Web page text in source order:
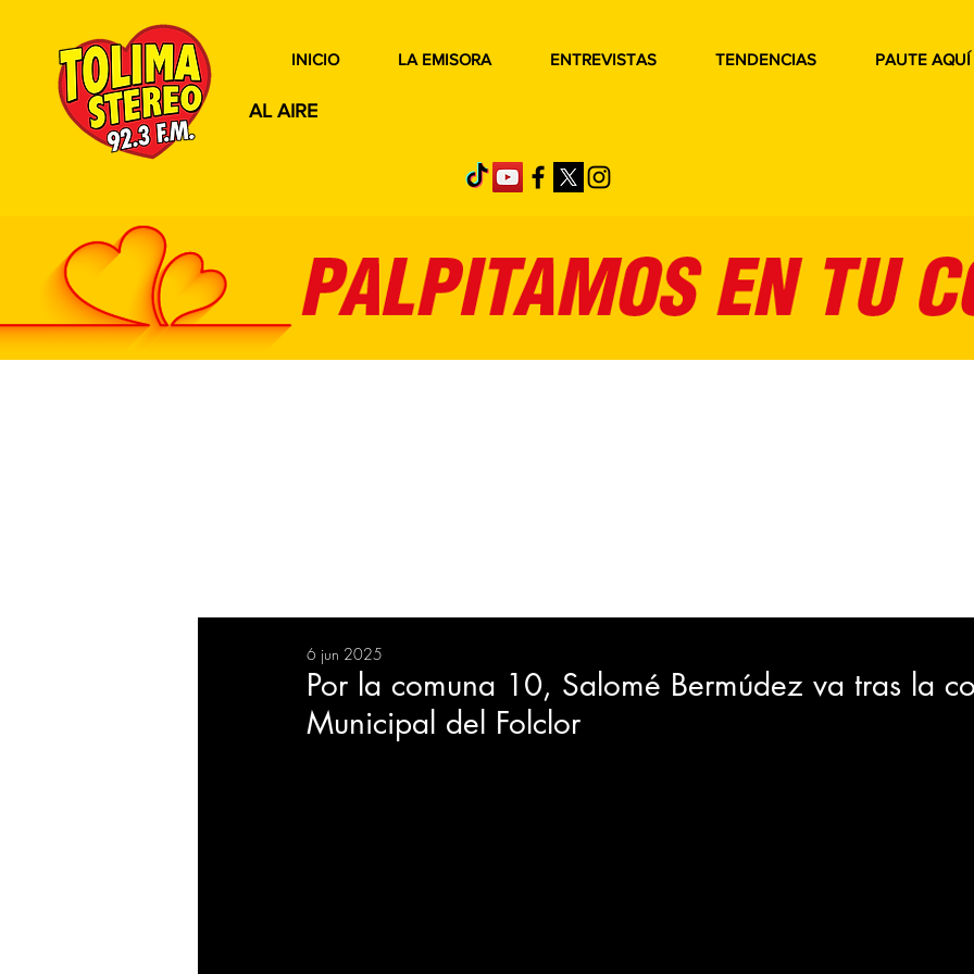
AL AIRE
INICIO LA EMISORA ENTREVISTAS TENDENCIAS PAUTE AQUÍ
BIENESTAR
TECNOLOGIA
Por la comuna 10, Salomé Bermúdez va tras la
Municipal del Folclor
6 jun 2025